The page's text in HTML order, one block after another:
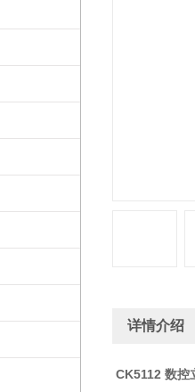
详情介绍
CK5112 数控